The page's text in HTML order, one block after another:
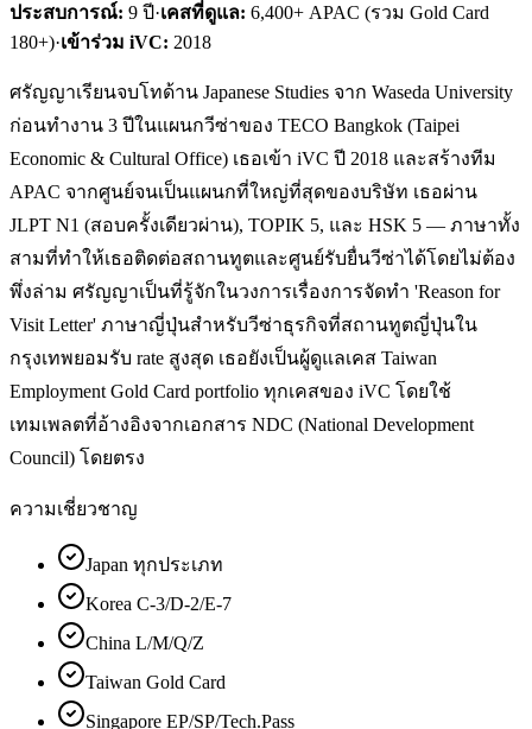
ประสบการณ์: 9 ปี·เคสที่ดูแล: 6,400+ APAC (รวม Gold Card
180+)·เข้าร่วม iVC: 2018
ศรัญญาเรียนจบโทด้าน Japanese Studies จาก Waseda University
ก่อนทำงาน 3 ปีในแผนกวีซ่าของ TECO Bangkok (Taipei
Economic & Cultural Office) เธอเข้า iVC ปี 2018 และสร้างทีม
APAC จากศูนย์จนเป็นแผนกที่ใหญ่ที่สุดของบริษัท เธอผ่าน
JLPT N1 (สอบครั้งเดียวผ่าน), TOPIK 5, และ HSK 5 — ภาษาทั้ง
สามที่ทำให้เธอติดต่อสถานทูตและศูนย์รับยื่นวีซ่าได้โดยไม่ต้อง
พึ่งล่าม ศรัญญาเป็นที่รู้จักในวงการเรื่องการจัดทำ 'Reason for
Visit Letter' ภาษาญี่ปุ่นสำหรับวีซ่าธุรกิจที่สถานทูตญี่ปุ่นใน
กรุงเทพยอมรับ rate สูงสุด เธอยังเป็นผู้ดูแลเคส Taiwan
Employment Gold Card portfolio ทุกเคสของ iVC โดยใช้
เทมเพลตที่อ้างอิงจากเอกสาร NDC (National Development
Council) โดยตรง
ความเชี่ยวชาญ
Japan ทุกประเภท
Korea C-3/D-2/E-7
China L/M/Q/Z
Taiwan Gold Card
Singapore EP/SP/Tech.Pass